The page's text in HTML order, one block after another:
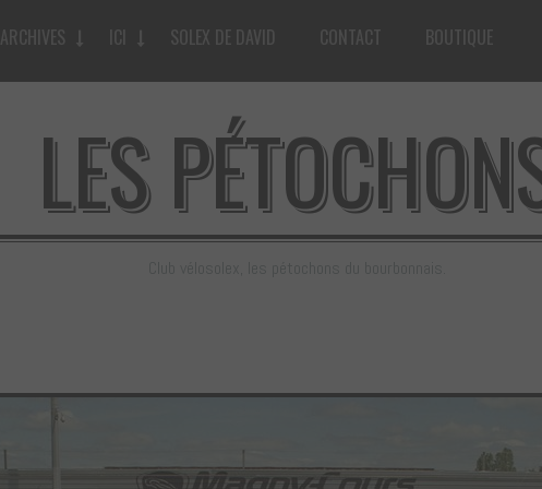
ARCHIVES ICI SOLEX DE DAVID CONTACT BOUTIQUE
LES